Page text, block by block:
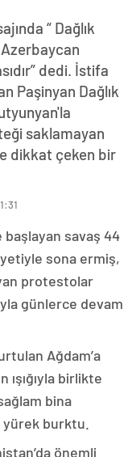
“ Dağlık
dedi. İstifa
Paşinyan Dağlık
saklamayan
dikkat çeken bir
başlayan savaş 44
sona ermiş,
protestolar
günlerce devam
Ağdam’a
birlikte
bina
burktu.
önemli